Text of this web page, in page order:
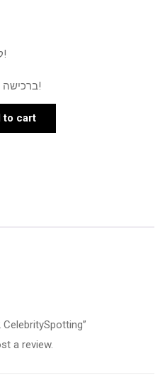
קנו את המוצר ותרוויחו 4 נקודות!
ברכישה מעל 500 ש"ח תרוויחו 9 נקודות!
to cart
a review.